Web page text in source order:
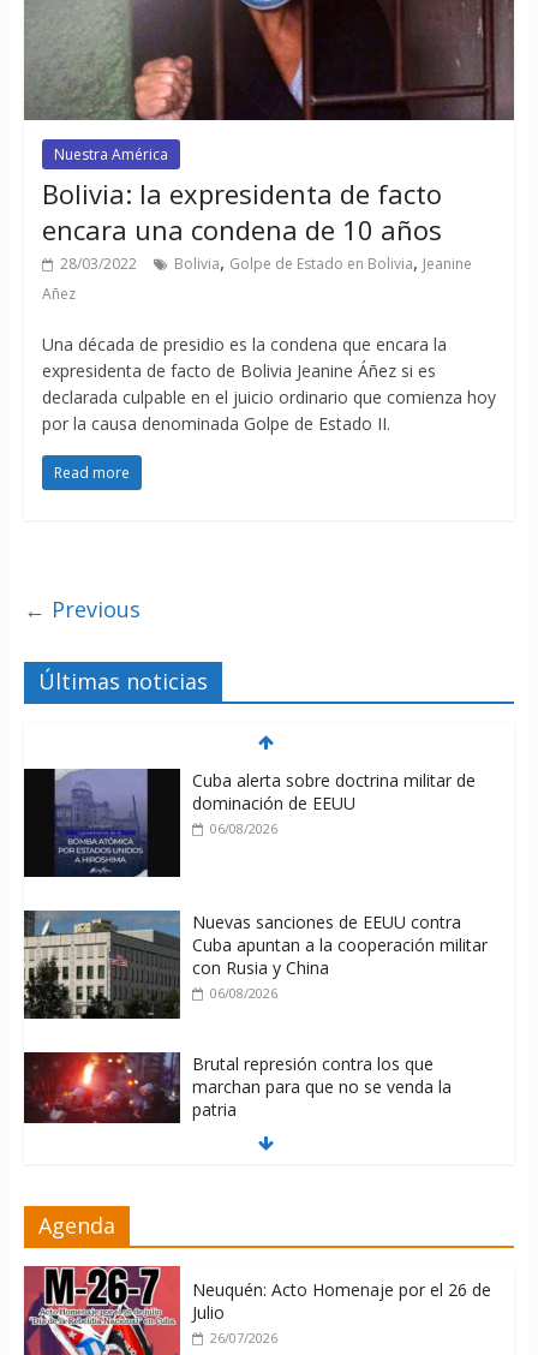
Nuestra América
Bolivia: la expresidenta de facto
encara una condena de 10 años
28/03/2022 Bolivia, Golpe de Estado en Bolivia, Jeanine
Añez
Una década de presidio es la condena que encara la
expresidenta de facto de Bolivia Jeanine Áñez si es
declarada culpable en el juicio ordinario que comienza hoy
por la causa denominada Golpe de Estado II.
Read more
← Previous
Últimas noticias
Cuba alerta sobre doctrina militar de
dominación de EEUU
06/08/2026
Nuevas sanciones de EEUU contra
Cuba apuntan a la cooperación militar
con Rusia y China
06/08/2026
Brutal represión contra los que
marchan para que no se venda la
patria
06/08/2026
06/08/2026
Agenda
Neuquén: Acto Homenaje por el 26 de
Julio
26/07/2026